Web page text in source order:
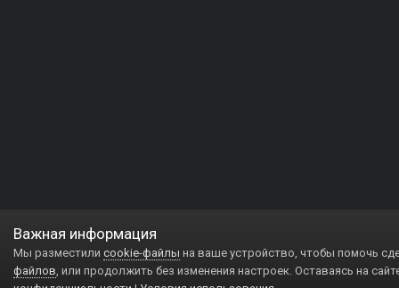
Важная информация
Мы разместили cookie-файлы на ваше устройство, чтобы помочь
файлов, или продолжить без изменения настроек. Оставаясь на